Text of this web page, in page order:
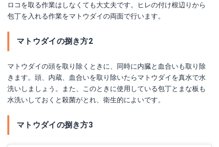
ロコを取る作業はしなくても大丈夫です。ヒレの付け根辺りから
包丁を入れる作業をマトウダイの両面で行います。
マトウダイの捌き方2
マトウダイの頭を取り除くときに、同時に内臓と血合いも取り除
きます。頭、内蔵、血合いを取り除いたらマトウダイを真水で水
洗いしましょう。また、このときに使用している包丁とまな板も
水洗いしておくと殺菌がとれ、衛生的によいです。
マトウダイの捌き方3